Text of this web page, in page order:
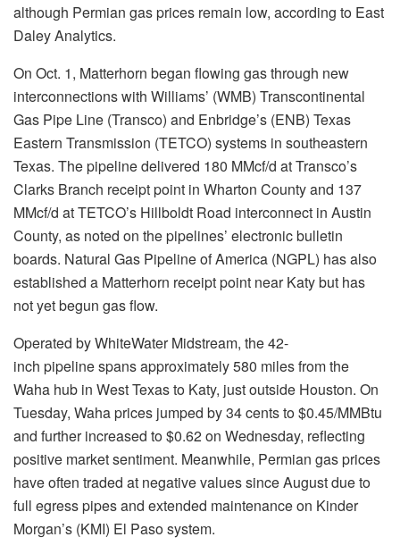
although Permian gas prices remain low, according to East
Daley Analytics.
On Oct. 1, Matterhorn began flowing gas through new
interconnections with Williams’ (WMB) Transcontinental
Gas Pipe Line (Transco) and Enbridge’s (ENB) Texas
Eastern Transmission (TETCO) systems in southeastern
Texas. The pipeline delivered 180 MMcf/d at Transco’s
Clarks Branch receipt point in Wharton County and 137
MMcf/d at TETCO’s Hillboldt Road interconnect in Austin
County, as noted on the pipelines’ electronic bulletin
boards. Natural Gas Pipeline of America (NGPL) has also
established a Matterhorn receipt point near Katy but has
not yet begun gas flow.
Operated by WhiteWater Midstream, the 42-
inch pipeline spans approximately 580 miles from the
Waha hub in West Texas to Katy, just outside Houston. On
Tuesday, Waha prices jumped by 34 cents to $0.45/MMBtu
and further increased to $0.62 on Wednesday, reflecting
positive market sentiment. Meanwhile, Permian gas prices
have often traded at negative values since August due to
full egress pipes and extended maintenance on Kinder
Morgan’s (KMI) El Paso system.